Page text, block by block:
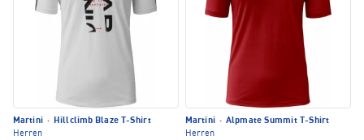
Martini ·
Hillclimb Blaze T-Shirt
Herren
Martini · Alpmate Summit T-Shirt
Herren